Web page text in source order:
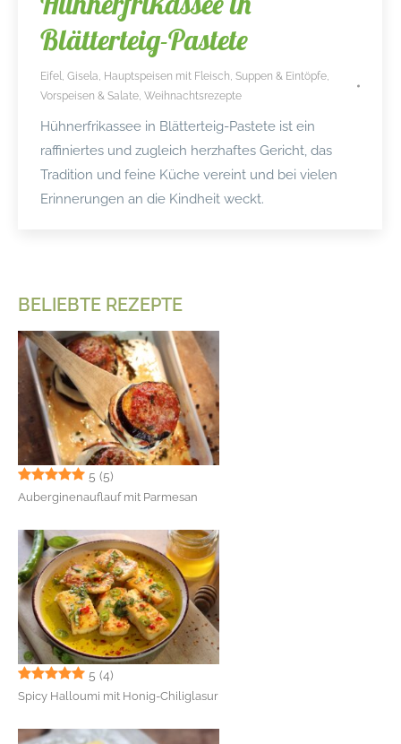
Blätterteig-Pastete
Eifel Gisela Hauptspeisen mit Fleisch Suppen & Eintöpfe
Vorspeisen & Salate Weihnachtsrezepte
Hühnerfrikassee in Blätterteig-Pastete ist ein
raffiniertes und zugleich herzhaftes Gericht, das
Tradition und feine Küche vereint und bei vielen
Erinnerungen an die Kindheit weckt.
BELIEBTE REZEPTE
5 (5)
Auberginenauflauf mit Parmesan
5 (4)
Spicy Halloumi mit Honig-Chiliglasur